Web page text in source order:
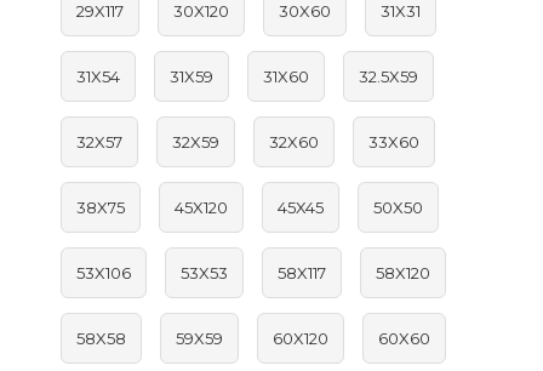
29X117 30X120 30X60 31X31
31X54 31X59 31X60 32.5X59
32X57 32X59 32X60 33X60
38X75 45X120 45X45 50X50
53X106 53X53 58X117 58X120
58X58 59X59 60X120 60X60